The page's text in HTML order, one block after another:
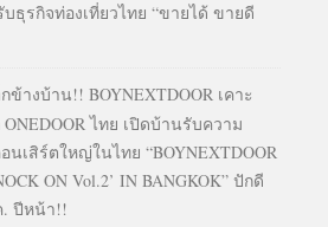
ธุรกิจท่องเที่ยวไทย “ขายได้ ขายดี
ข้างบ้าน!! BOYNEXTDOOR เคาะ
ไทย เปิดบ้านรับความ
นเสิร์ตใหญ่ในไทย “BOYNEXTDOOR
ON Vol.2’ IN BANGKOK” ปักดี
. ปีหน้า!!